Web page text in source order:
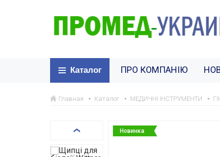
Каталог ПРО КОМПАНІЮ
Главная Каталог МЕДИЧНІ ІНСТРУМЕНТИ
Новинка